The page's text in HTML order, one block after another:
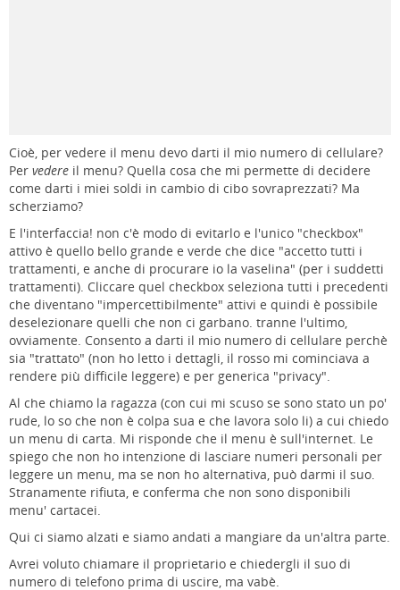
Cioè, per vedere il menu devo darti il mio numero di cellulare?
Per vedere il menu? Quella cosa che mi permette di decidere
come darti i miei soldi in cambio di cibo sovraprezzati? Ma
scherziamo?
E l'interfaccia! non c'è modo di evitarlo e l'unico "checkbox"
attivo è quello bello grande e verde che dice "accetto tutti i
trattamenti, e anche di procurare io la vaselina" (per i suddetti
trattamenti). Cliccare quel checkbox seleziona tutti i precedenti
che diventano "impercettibilmente" attivi e quindi è possibile
deselezionare quelli che non ci garbano. tranne l'ultimo,
ovviamente. Consento a darti il mio numero di cellulare perchè
sia "trattato" (non ho letto i dettagli, il rosso mi cominciava a
rendere più difficile leggere) e per generica "privacy".
Al che chiamo la ragazza (con cui mi scuso se sono stato un po'
rude, lo so che non è colpa sua e che lavora solo li) a cui chiedo
un menu di carta. Mi risponde che il menu è sull'internet. Le
spiego che non ho intenzione di lasciare numeri personali per
leggere un menu, ma se non ho alternativa, può darmi il suo.
Stranamente rifiuta, e conferma che non sono disponibili
menu' cartacei.
Qui ci siamo alzati e siamo andati a mangiare da un'altra parte.
Avrei voluto chiamare il proprietario e chiedergli il suo di
numero di telefono prima di uscire, ma vabè.